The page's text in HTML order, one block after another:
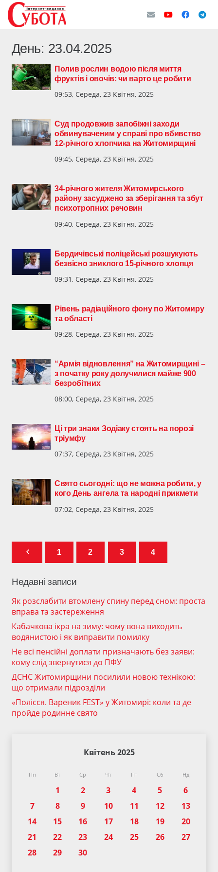
День: 23.04.2025
Полив рослин водою після миття
фруктів і овочів: чи варто це робити
09:53, Середа, 23 Квітня, 2025
Суд продовжив запобіжні заходи
обвинуваченим у справі про вбивство
12-річного хлопчика на Житомирщині
09:45, Середа, 23 Квітня, 2025
34-річного жителя Житомирського
району засуджено за зберігання та збут
психотропних речовин
09:40, Середа, 23 Квітня, 2025
Бердичівські поліцейські розшукують
безвісно зниклого 15-річного хлопця
09:31, Середа, 23 Квітня, 2025
Рівень радіаційного фону по Житомиру
та області
09:28, Середа, 23 Квітня, 2025
“Армія відновлення” на Житомирщині –
з початку року долучилися майже 900
безробітних
08:00, Середа, 23 Квітня, 2025
Ці три знаки Зодіаку стоять на порозі
тріумфу
07:37, Середа, 23 Квітня, 2025
Свято сьогодні: що не можна робити, у
кого День ангела та народні прикмети
07:02, Середа, 23 Квітня, 2025
1 2 3 4
Недавні записи
Як розслабити втомлену спину перед сном: проста
вправа та застереження
Кабачкова ікра на зиму: чому вона виходить
водянистою і як виправити помилку
Не всі пенсійні доплати призначають без заяви:
кому слід звернутися до ПФУ
ДСНС Житомирщини посилили новою технікою:
що отримали підрозділи
«Полісся. Вареник FEST» у Житомирі: коли та де
пройде родинне свято
Квітень 2025
Пн Вт Ср Чт Пт Сб Нд
1 2 3 4 5
6
7
8 9 10 11 12
13
14
15 16 17 18 19
20
21
22 23 24 25 26
27
28
29 30